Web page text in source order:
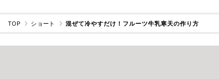
TOP ショート 混ぜて冷やすだけ！フルーツ牛乳寒天の作り方